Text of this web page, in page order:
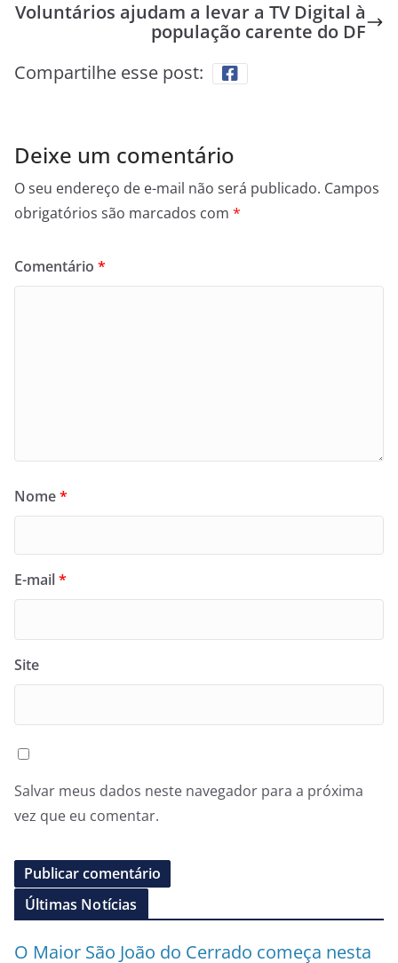
Voluntários ajudam a levar a TV Digital à
população carente do DF
Compartilhe esse post:
Deixe um comentário
O seu endereço de e-mail não será publicado. Campos
obrigatórios são marcados com *
Comentário *
Nome*
E-mail*
Site
Salvar meus dados neste navegador para a próxima
vez que eu comentar.
Últimas Notícias
O Maior São João do Cerrado começa nesta